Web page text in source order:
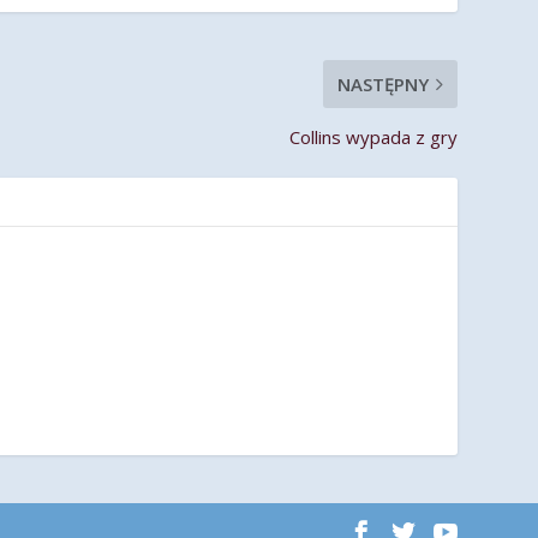
NASTĘPNY
Collins wypada z gry